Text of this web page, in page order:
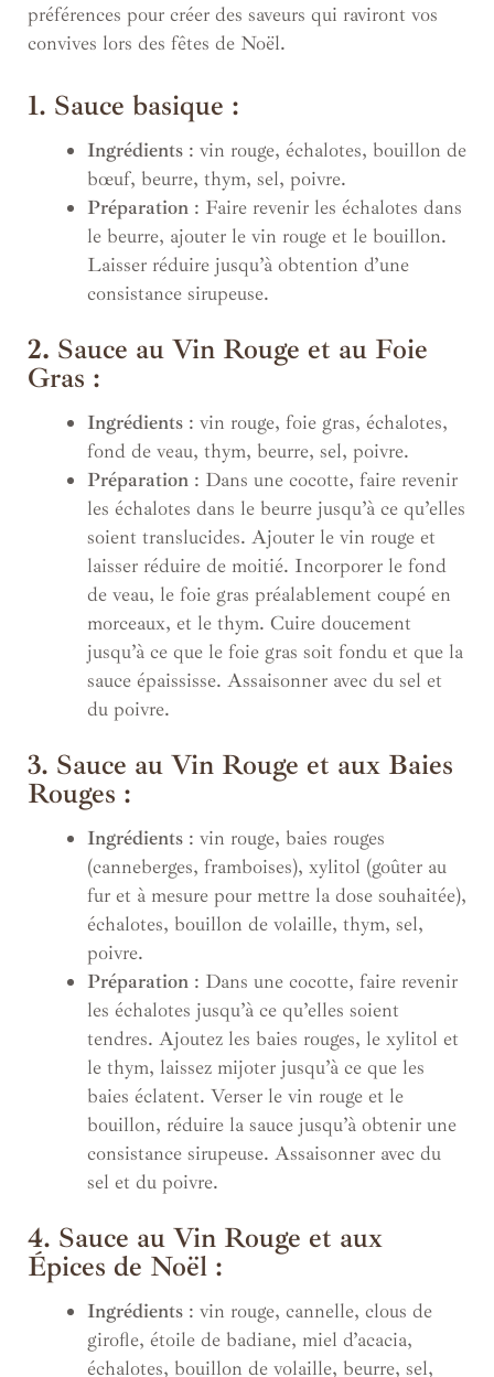
préférences pour créer des saveurs qui raviront vos
convives lors des fêtes de Noël.
1. Sauce basique :
Ingrédients : vin rouge, échalotes, bouillon de
bœuf, beurre, thym, sel, poivre.
Préparation : Faire revenir les échalotes dans
le beurre, ajouter le vin rouge et le bouillon.
Laisser réduire jusqu’à obtention d’une
consistance sirupeuse.
2. Sauce au Vin Rouge et au Foie
Gras :
Ingrédients : vin rouge, foie gras, échalotes,
fond de veau, thym, beurre, sel, poivre.
Préparation : Dans une cocotte, faire revenir
les échalotes dans le beurre jusqu’à ce qu’elles
soient translucides. Ajouter le vin rouge et
laisser réduire de moitié. Incorporer le fond
de veau, le foie gras préalablement coupé en
morceaux, et le thym. Cuire doucement
jusqu’à ce que le foie gras soit fondu et que la
sauce épaississe. Assaisonner avec du sel et
du poivre.
3. Sauce au Vin Rouge et aux Baies
Rouges :
Ingrédients : vin rouge, baies rouges
(canneberges, framboises), xylitol (goûter au
fur et à mesure pour mettre la dose souhaitée),
échalotes, bouillon de volaille, thym, sel,
poivre.
Préparation : Dans une cocotte, faire revenir
les échalotes jusqu’à ce qu’elles soient
tendres. Ajoutez les baies rouges, le xylitol et
le thym, laissez mijoter jusqu’à ce que les
baies éclatent. Verser le vin rouge et le
bouillon, réduire la sauce jusqu’à obtenir une
consistance sirupeuse. Assaisonner avec du
sel et du poivre.
4. Sauce au Vin Rouge et aux
Épices de Noël :
Ingrédients : vin rouge, cannelle, clous de
girofle, étoile de badiane, miel d’acacia,
échalotes, bouillon de volaille, beurre, sel,